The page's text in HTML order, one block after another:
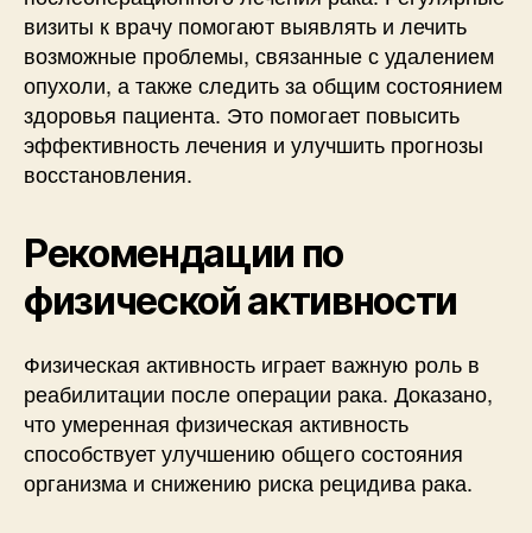
визиты к врачу помогают выявлять и лечить
возможные проблемы, связанные с удалением
опухоли, а также следить за общим состоянием
здоровья пациента. Это помогает повысить
эффективность лечения и улучшить прогнозы
восстановления.
Рекомендации по
физической активности
Физическая активность играет важную роль в
реабилитации после операции рака. Доказано,
что умеренная физическая активность
способствует улучшению общего состояния
организма и снижению риска рецидива рака.